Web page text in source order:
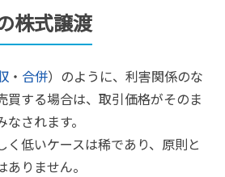
株式譲渡
・ 合併）のように、利害関係のな
買する場合は、取引価格がそのま
されます。
く低いケースは稀であり、原則と
りません。